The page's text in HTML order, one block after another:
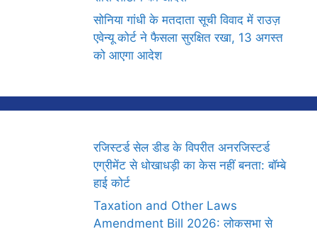
सोनिया गांधी के मतदाता सूची विवाद में राउज़
एवेन्यू कोर्ट ने फैसला सुरक्षित रखा, 13 अगस्त
को आएगा आदेश
रजिस्टर्ड सेल डीड के विपरीत अनरजिस्टर्ड
एग्रीमेंट से धोखाधड़ी का केस नहीं बनता: बॉम्बे
हाई कोर्ट
Taxation and Other Laws
Amendment Bill 2026: लोकसभा से